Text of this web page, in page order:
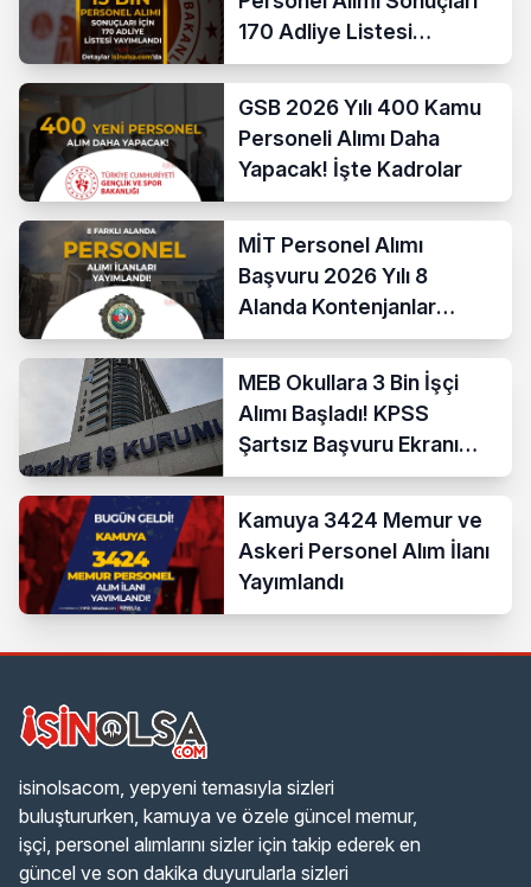
170 Adliye Listesi
Açıklandı
GSB 2026 Yılı 400 Kamu
Personeli Alımı Daha
Yapacak! İşte Kadrolar
MİT Personel Alımı
Başvuru 2026 Yılı 8
Alanda Kontenjanlar
Nedir?
MEB Okullara 3 Bin İşçi
Alımı Başladı! KPSS
Şartsız Başvuru Ekranı
Açıldı
Kamuya 3424 Memur ve
Askeri Personel Alım İlanı
Yayımlandı
isinolsacom, yepyeni temasıyla sizleri
buluştururken, kamuya ve özele güncel memur,
işçi, personel alımlarını sizler için takip ederek en
güncel ve son dakika duyurularla sizleri